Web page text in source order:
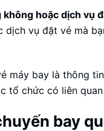
không hoặc dịch vụ
dịch vụ đặt vé mà
máy bay là thông
tổ chức có liên
bay